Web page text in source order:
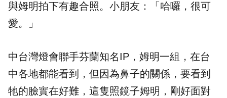
與姆明拍下有趣合照。小朋友：「哈囉，很可
愛。」
中台灣燈會聯手芬蘭知名IP，姆明一組，在台
中各地都能看到，但因為鼻子的關係，要看到
牠的臉實在好難，這隻照鏡子姆明，剛好面對